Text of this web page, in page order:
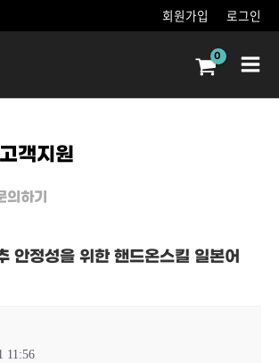
회원가입 로그인
Menu
객지원
의하기
안정성을 위한 핸드온스킬 일본어
11:56